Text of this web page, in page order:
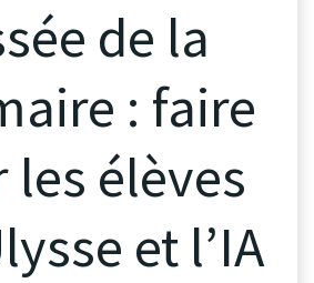
de la
: faire
les élèves
et l’IA